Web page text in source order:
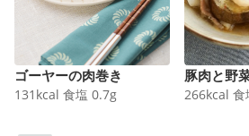
ゴーヤーの肉巻き
131 kcal 食塩 0.7g
豚肉と野
266kcal 食